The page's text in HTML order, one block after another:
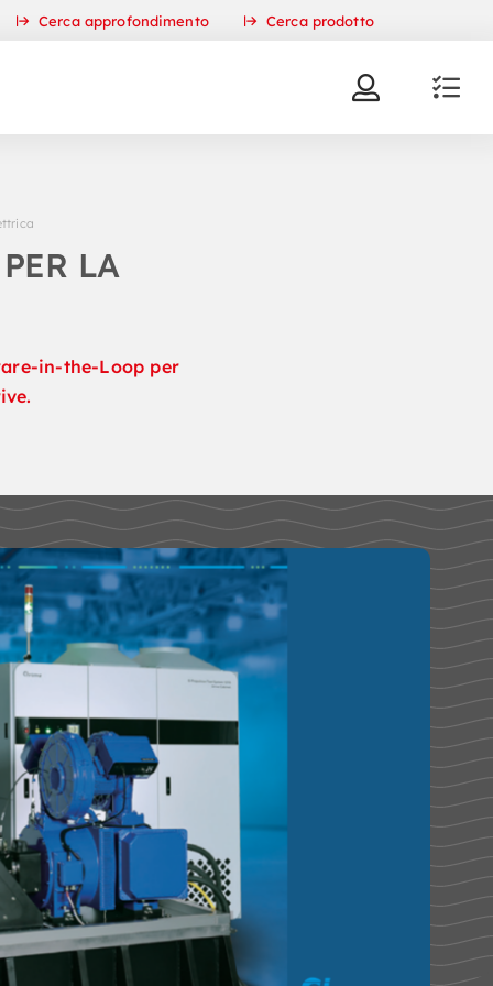
Cerca approfondimento Cerca prodotto
LA
in-the-Loop per